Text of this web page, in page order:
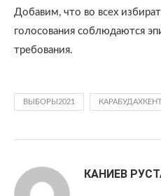
Добавим, что во всех
голосования соблюдаются
требования.
ВЫБОРЫ2021
КАНИЕВ